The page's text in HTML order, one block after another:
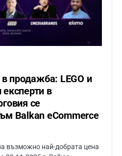
продажба: LEGO и
в
се
Balkan eCommerce
възможно най-добрата цена